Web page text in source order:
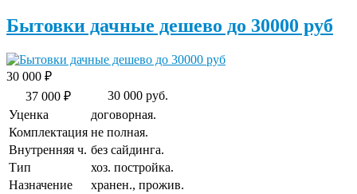
Бытовки дачные дешево до 30000 руб
30 000 ₽
37 000 ₽
30 000 руб.
Уценка
договорная.
Комплектация не полная.
Внутренняя ч. без сайдинга.
Тип
хоз. постройка.
Назначение
хранен., прожив.